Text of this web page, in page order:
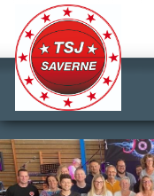
Panneau de gestion des